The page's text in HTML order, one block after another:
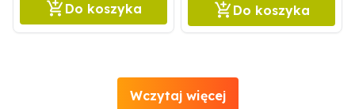
Do koszyka
Do koszyka
Wczytaj więcej